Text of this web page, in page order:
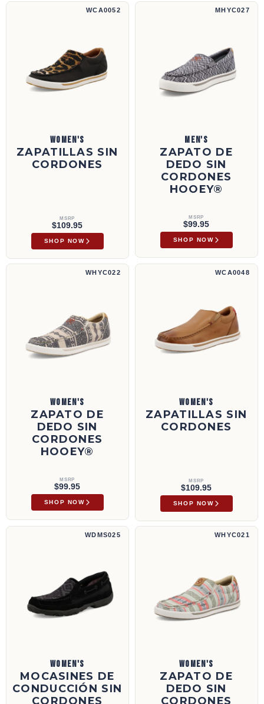
Zapatillas sin cordones | WCA0052
WCA0052
WOMEN'S
ZAPATILLAS SIN
CORDONES
MSRP
$109.95
SHOP NOW
Zapato de dedo sin cordones Hooey® |
MHYC027
MEN'S
ZAPATO DE
DEDO SIN
CORDONES
HOOEY®
MSRP
$99.95
SHOP NOW
Zapato de dedo sin cordones Hooey® | WHYC022
WHYC022
WOMEN'S
ZAPATO DE
DEDO SIN
CORDONES
HOOEY®
MSRP
$99.95
SHOP NOW
Zapatillas sin cordones | WCA0048
WCA0048
WOMEN'S
ZAPATILLAS SIN
CORDONES
MSRP
$109.95
SHOP NOW
Mocasines de conducción sin cordones | WDMS025
WDMS025
WOMEN'S
MOCASINES DE
CONDUCCIÓN SIN
CORDONES
Zapato de dedo sin cordones Hooey® |
WHYC021
WOMEN'S
ZAPATO DE
DEDO SIN
CORDONES